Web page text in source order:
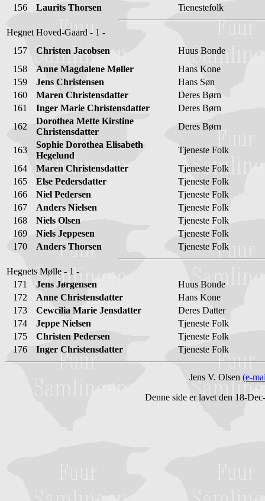
156
Laurits Thorsen Tienestefolk
Hegnet Hoved-Gaard - 1 -
157
Christen Jacobsen
Huus Bonde
158
Anne Magdalene Møller
Hans Kone
159
Jens Christensen
Hans Søn
160
Maren Christensdatter
Deres Børn
161
Inger Marie Christensdatter
Deres Børn
162
Dorothea Mette Kirstine
Christensdatter
Deres Børn
163
Sophie Dorothea Elisabeth
Hegelund
Tjeneste Folk
164
Maren Christensdatter
Tjeneste Folk
165
Else Pedersdatter
Tjeneste Folk
166
Niel Pedersen
Tjeneste Folk
167
Anders Nielsen
Tjeneste Folk
168
Niels Olsen
Tjeneste Folk
169
Niels Jeppesen
Tjeneste Folk
170
Anders Thorsen Tjeneste Folk
Hegnets Mølle - 1 -
171
Jens Jørgensen
Huus Bonde
172
Anne Christensdatter
Hans Kone
173
Cewcilia Marie Jensdatter
Deres Datter
174
Jeppe Nielsen
Tjeneste Folk
175
Christen Pedersen
Tjeneste Folk
176
Inger Christensdatter Tjeneste Folk
Jens V. Olsen (e-
Denne side er lavet den 18-